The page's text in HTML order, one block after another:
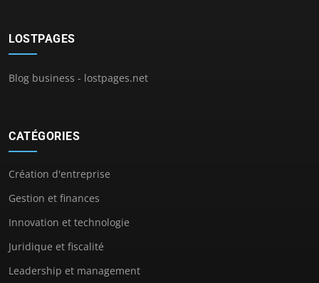
LOSTPAGES
Blog business - lostpages.net
CATÉGORIES
Création d'entreprise
Gestion et finances
Innovation et technologie
Juridique et fiscalité
Leadership et management